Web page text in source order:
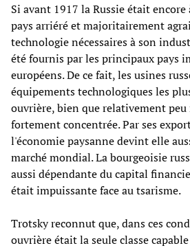
Si avant 1917 la Russie était encore
pays arriéré et majoritairement
technologie nécessaires à son
été fournis par les principaux pays
européens. De ce fait, les usines
équipements technologiques les
ouvrière, bien que relativement
fortement concentrée. Par ses
l'économie paysanne devint elle
marché mondial. La bourgeoisie
aussi dépendante du capital
était impuissante face au tsarisme.
Trotsky reconnut que, dans ces
ouvrière était la seule classe